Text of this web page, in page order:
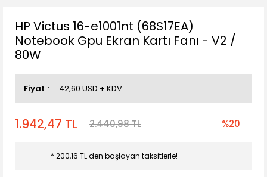
HP Victus 16-e1001nt (68S17EA)
Notebook Gpu Ekran Kartı Fanı - V2 /
80W
Fiyat 42,60 USD + KDV
1.942,47 TL 2.440,98 TL %20
* 200,16 TL den başlayan taksitlerle!